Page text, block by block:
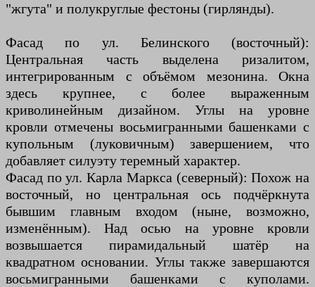
"жгута" и полукруглые фестоны (гирлянды).
Фасад по ул. Белинского (восточный):
Центральная часть выделена ризалитом,
интегрированным с объёмом мезонина. Окна
здесь крупнее, с более выраженным
криволинейным дизайном. Углы на уровне
кровли отмечены восьмигранными башенками с
купольным (луковичным) завершением, что
добавляет силуэту теремный характер.
Фасад по ул. Карла Маркса (северный): Похож на
восточный, но центральная ось подчёркнута
бывшим главным входом (ныне, возможно,
изменённым). Над осью на уровне кровли
возвышается пирамидальный шатёр на
квадратном основании. Углы также завершаются
восьмигранными башенками с куполами.